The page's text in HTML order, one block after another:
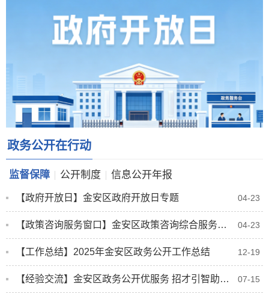
政务公开在行动
监督保障 公开制度 信息公开年报
【政府开放日】金安区政府开放日专题 04-23
【政策咨询服务窗口】金安区政策咨询综合服务窗口 04-23
【工作总结】2025年金安区政务公开工作总结 12-19
【经验交流】金安区政务公开优服务 招才引智助发展 07-15